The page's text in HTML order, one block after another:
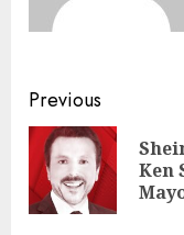
Previous
Ken